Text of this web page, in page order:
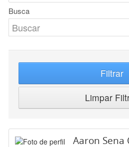
Busca
Filtrar
Limpar
Aaron Sena